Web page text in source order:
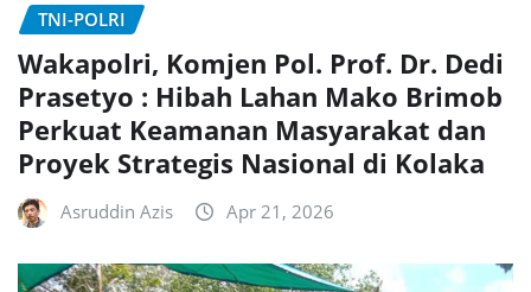
TNI-POLRI
Wakapolri, Komjen Pol. Prof. Dr. Dedi
Prasetyo : Hibah Lahan Mako Brimob
Perkuat Keamanan Masyarakat dan
Proyek Strategis Nasional di Kolaka
Asruddin Azis Apr 21, 2026